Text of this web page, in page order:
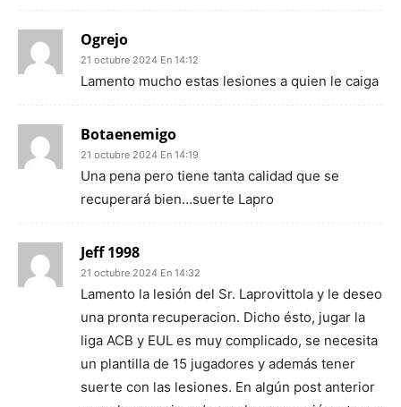
Ogrejo
21 octubre 2024 En 14:12
Lamento mucho estas lesiones a quien le caiga
Botaenemigo
21 octubre 2024 En 14:19
Una pena pero tiene tanta calidad que se
recuperará bien…suerte Lapro
Jeff 1998
21 octubre 2024 En 14:32
Lamento la lesión del Sr. Laprovittola y le deseo
una pronta recuperacion. Dicho ésto, jugar la
liga ACB y EUL es muy complicado, se necesita
un plantilla de 15 jugadores y además tener
suerte con las lesiones. En algún post anterior